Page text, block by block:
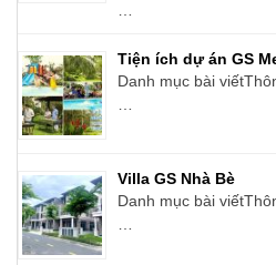
…
Tiện ích dự án GS
Danh mục bài
…
Villa GS Nhà Bè
Danh mục bài
…